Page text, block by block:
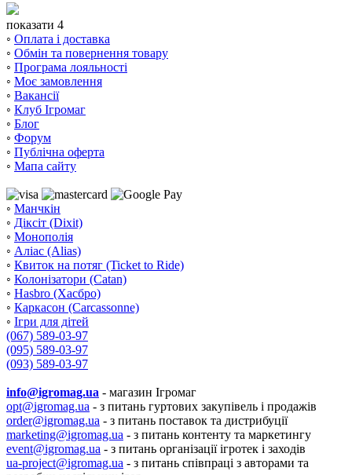
показати 4
◦ Оплата і доставка
◦ Обмін та повернення товару
◦ Програма лояльності
◦ Моє замовлення
◦ Вакансії
◦ Клуб Ігромаг
◦ Блог
◦ Форум
◦ Публічна оферта
◦ Мапа сайту
◦ Манчкін
◦ Діксіт (Dixit)
◦ Монополія
◦ Аліас (Alias)
◦ Квиток на потяг (Ticket to Ride)
◦ Колонізатори (Catan)
◦ Hasbro (Хасбро)
◦ Каркасон (Carcassonne)
◦ Ігри для дітей
(067) 589-03-97
(095) 589-03-97
(093) 589-03-97
info@igromag.ua - магазин Ігромаг
opt@igromag.ua - з питань гуртових закупівель і продажів
order@igromag.ua - з питань поставок та дистрибуції
marketing@igromag.ua - з питань контенту та маркетингу
event@igromag.ua - з питань організації ігротек і заходів
ua-project@igromag.ua - з питань співпраці з авторами та